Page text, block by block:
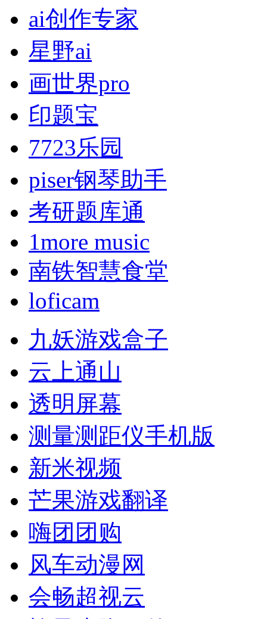
ai创作专家
星野ai
画世界pro
印题宝
7723乐园
piser钢琴助手
考研题库通
1more music
南铁智慧食堂
loficam
九妖游戏盒子
云上通山
透明屏幕
测量测距仪手机版
新米视频
芒果游戏翻译
嗨团团购
风车动漫网
会畅超视云